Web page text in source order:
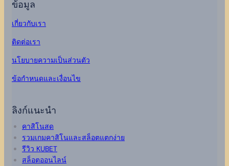
ข้อมูล
เกี่ยวกับเรา
ติดต่อเรา
นโยบายความเป็นส่วนตัว
ข้อกำหนดและเงื่อนไข
ลิงก์แนะนำ
คาสิโนสด
รวมเกมคาสิโนและสล็อตแตกง่าย
รีวิว KUBET
สล็อตออนไลน์